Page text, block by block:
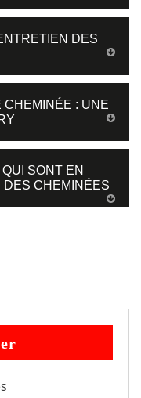
DES
CHEMINÉE : UNE
SONT EN
DES CHEMINÉES